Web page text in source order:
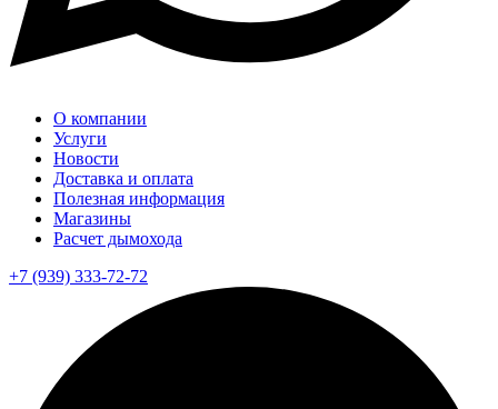
О компании
Услуги
Новости
Доставка и оплата
Полезная информация
Магазины
Расчет дымохода
+7 (939) 333-72-72